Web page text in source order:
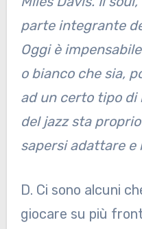
parte integrante
Oggi è
o bianco che sia,
ad un certo tipo di
del jazz sta
sapersi adattare e
D. Ci sono alcuni
giocare su più